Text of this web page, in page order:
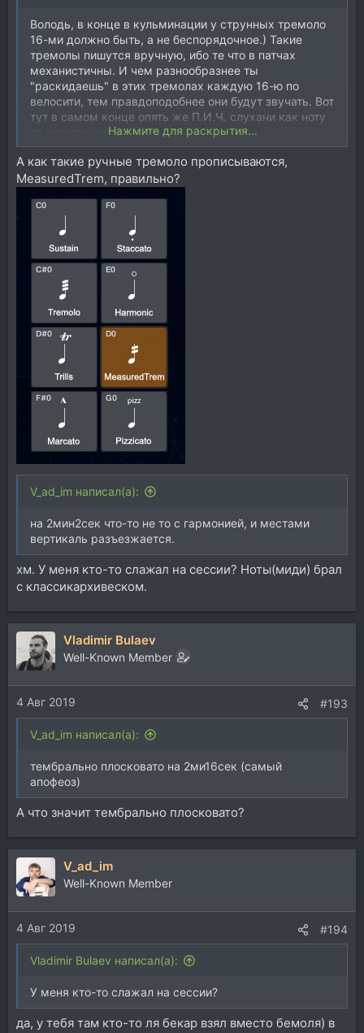
Володь, в конце в кульминации у струнных тремоло
16-ми должно быть, а не беспорядочное.) Такие
тремолы пишутся вручную, ибо те что в патчах
механистичны. И чем разнообразнее ты
"раскидаешь" в этих тремолах каждую 16-ю по
велосити, тем правдоподобнее они будут звучать. Вот
тут в самом конце опять же П.И.Ч. слухани как ноту
ля скрипки отпиливают (3:00).
Нажмите для раскрытия...
А как такие ручные тремоло прописываются,
MeasuredTrem, правильно?
V_ad_im написал(а):
на 2мин2сек что-то не то с гармонией, и местами
вертикаль разъезжается.
хм. У меня кто-то слажал на сессии? Ноты(миди) брал
с классикархивеском.
Vladimir Bulaev
Well-Known Member
4 Авг 2019 #193
V_ad_im написал(а):
тембрально плосковато на 2ми16сек (самый
апофеоз)
А что значит тембрально плосковато?
V_ad_im
Well-Known Member
4 Авг 2019 #194
Vladimir Bulaev написал(а):
У меня кто-то слажал на сессии?
да, у тебя там кто-то ля бекар взял вместо бемоля) в